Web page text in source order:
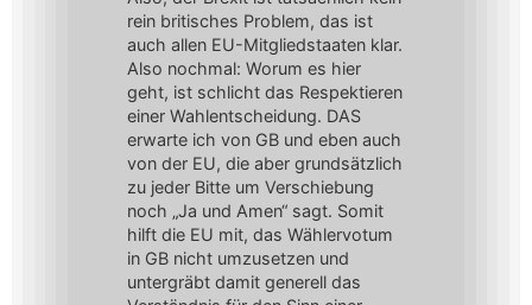
rein britisches Problem, das ist
auch allen EU-Mitgliedstaaten klar.
Also nochmal: Worum es hier
geht, ist schlicht das Respektieren
einer Wahlentscheidung. DAS
erwarte ich von GB und eben auch
von der EU, die aber grundsätzlich
zu jeder Bitte um Verschiebung
noch „Ja und Amen“ sagt. Somit
hilft die EU mit, das Wählervotum
in GB nicht umzusetzen und
untergräbt damit generell das